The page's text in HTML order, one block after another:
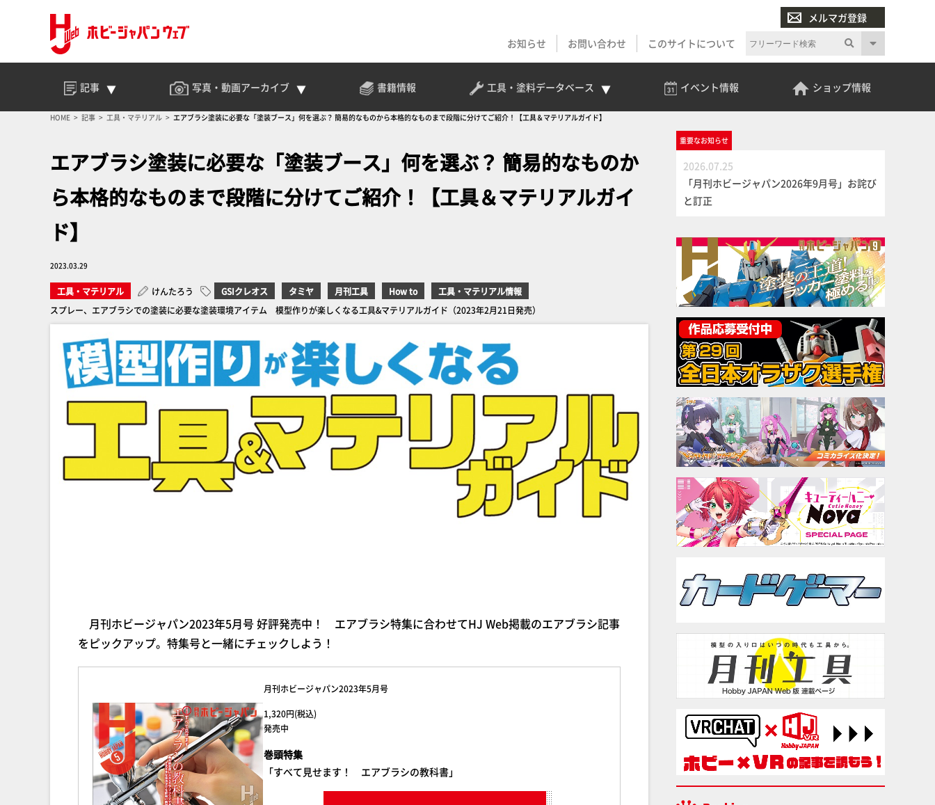
メルマガ登録
お知らせ
お問い合わせ このサイトについて
記事 写真・動画アーカイブ 書籍情報 工具・塗料データベース イベント情報 ショップ情報
HOME 記事 工具・マテリアル エアブラシ塗装に必要な「塗装ブース」何を選ぶ？ 簡易的なものから本格的なものまで段階に分けてご紹介！【工具＆マテリアルガイド】
エアブラシ塗装に必要な「塗装ブース」何を選ぶ？ 簡易的なものか
ら本格的なものまで段階に分けてご紹介！【工具＆マテリアルガイ
ド】
2023.03.29
工具・マテリアル けんたろう GSIクレオス タミヤ 月刊工具 How to
工具・マテリアル情報
スプレー、エアブラシでの塗装に必要な塗装環境アイテム 模型作りが楽しくなる工具&マテリアルガイド（2023年2月21日発売）
月刊ホビージャパン2023年5月号 好評発売中！ エアブラシ特集に合わせてHJ Web掲載のエアブラシ記事
をピックアップ。特集号と一緒にチェックしよう！
月刊ホビージャパン2023年5月号
1,320円(税込)
発売中
巻頭特集
「すべて見せます！ エアブラシの教科書」
重要なお知らせ
2026.07.25
「月刊ホビージャパン2026年9月号」お詫び
と訂正